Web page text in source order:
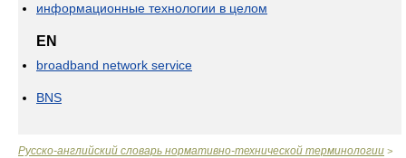
информационные технологии в целом
EN
broadband network service
BNS
Русско-английский словарь нормативно-технической терминологии >